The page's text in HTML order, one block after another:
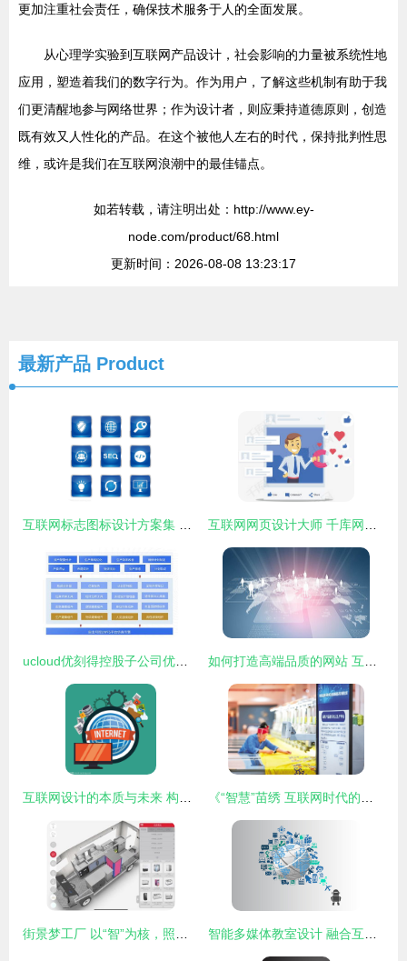
更加注重社会责任，确保技术服务于人的全面发展。
从心理学实验到互联网产品设计，社会影响的力量被系统性地
应用，塑造着我们的数字行为。作为用户，了解这些机制有助于我
们更清醒地参与网络世界；作为设计者，则应秉持道德原则，创造
既有效又人性化的产品。在这个被他人左右的时代，保持批判性思
维，或许是我们在互联网浪潮中的最佳锚点。
如若转载，请注明出处：http://www.ey-
node.com/product/68.html
更新时间：2026-08-08 13:23:17
最新产品 Product